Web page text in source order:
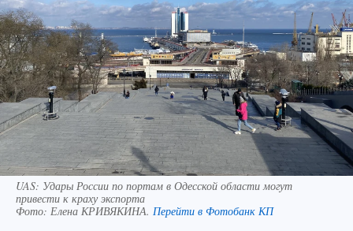
UAS: Удары России по портам в Одесской области могут
привести к краху экспорта
Фото: Елена КРИВЯКИНА. Перейти в Фотобанк КП